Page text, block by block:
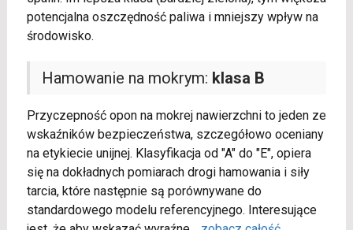
potencjalna oszczędność paliwa i mniejszy wpływ na
środowisko.
Hamowanie na mokrym: klasa B
Przyczepność opon na mokrej nawierzchni to jeden ze
wskaźników bezpieczeństwa, szczegółowo oceniany
na etykiecie unijnej. Klasyfikacja od "A" do "E", opiera
się na dokładnych pomiarach drogi hamowania i siły
tarcia, które następnie są porównywane do
standardowego modelu referencyjnego. Interesujące